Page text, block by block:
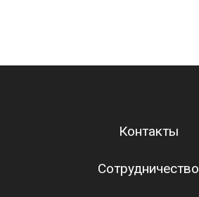
Контакты
Сотрудничество